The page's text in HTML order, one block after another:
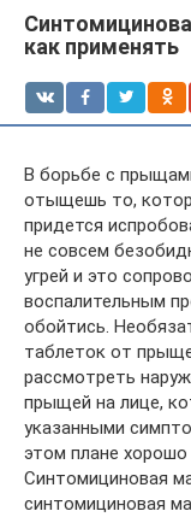
как применять
В борьбе с
отыщешь то,
придется
не совсем
угрей и это
воспалительным
обойтись.
таблеток от
рассмотреть
прыщей на лице,
указанными
этом плане
Синтомициновая
синтомициновая